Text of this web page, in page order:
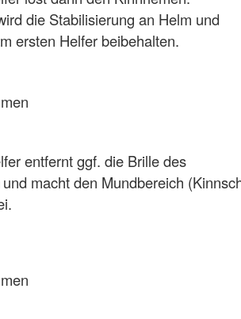
die Stabilisierung an Helm und
ersten Helfer beibehalten.
entfernt ggf. die Brille des
macht den Mundbereich